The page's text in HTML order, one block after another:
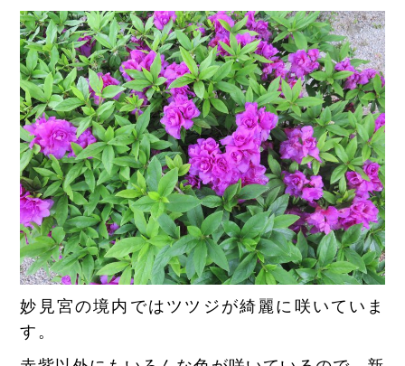
妙見宮の境内ではツツジが綺麗に咲いていま
す。